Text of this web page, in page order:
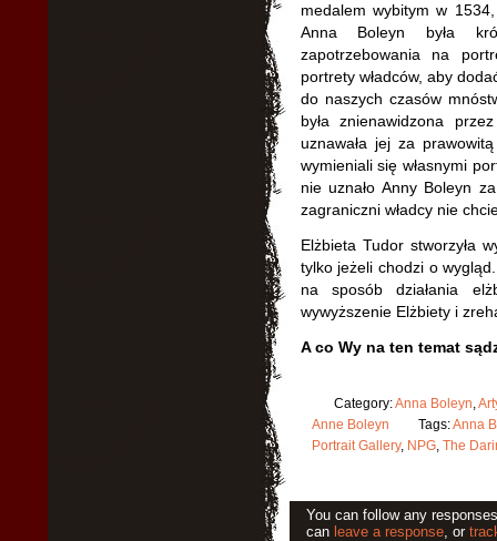
medalem wybitym w
Anna Boleyn była
zapotrzebowania na
portrety władców, aby
do naszych czasów
była znienawidzona
uznawała jej za
wymieniali się własnymi
nie uznało Anny Boleyn
zagraniczni władcy nie
Elżbieta Tudor stworzyła
tylko jeżeli chodzi o
na sposób działania
wywyższenie Elżbiety i
A co Wy na ten temat
Category:Anna Boleyn,
Anne Boleyn
Tags:Anna
Portrait Gallery, NPG, The
You can follow any
can leave a response, or